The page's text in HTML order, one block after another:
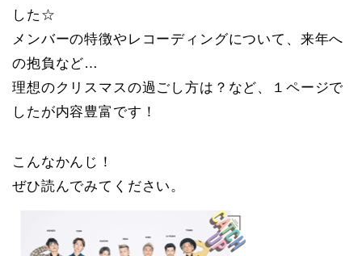
した☆
メンバーの特徴やレコーディングについて、来年へ
の抱負など…
理想のクリスマスの過ごし方は？など、１ページで
したが内容豊富です！
こんなかんじ！
ぜひ読んでみてください。